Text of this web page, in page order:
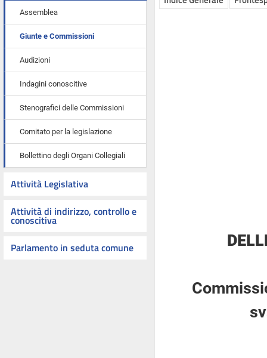
Assemblea
Giunte e Commissioni
Audizioni
Indagini conoscitive
Stenografici delle Commissioni
Comitato per la legislazione
Bollettino degli Organi Collegiali
Attività Legislativa
Attività di indirizzo, controllo e
conoscitiva
Parlamento in seduta comune